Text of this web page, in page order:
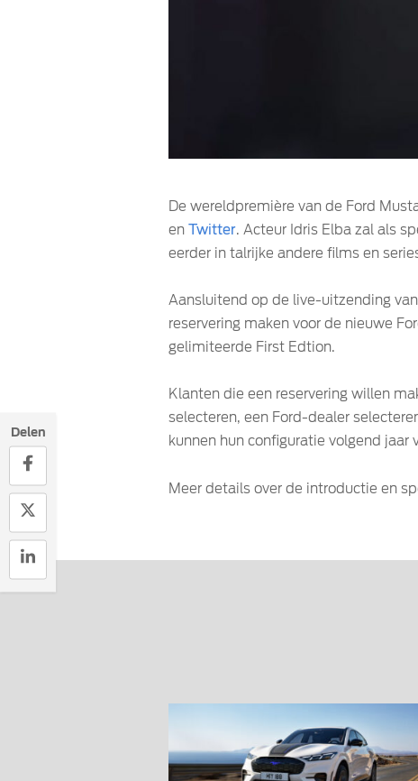
De wereldpremière van de Ford
en Twitter. Acteur Idris Elba zal als
eerder in talrijke andere films en
Aansluitend op de live-uitzending
reservering maken voor de nieuwe
gelimiteerde First Edtion.
Klanten die een reservering willen
selecteren, een Ford-dealer
kunnen hun configuratie volgend jaar
Meer details over de introductie en
Delen